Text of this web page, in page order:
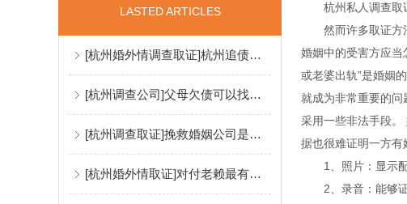
LASTED ARTICLES
[杭州婚外情调查取证]杭州追债公司怎么向合作伙伴要尾款？
[杭州调查公司]父母欠债可以找子女要钱吗？
[杭州调查取证]挽救婚姻公司是怎么修复夫妻感情的?
[杭州婚外情取证]对付老赖最有效的方法
杭州私人调查取
然而许多取证方法
婚姻中的受害方应当
或老婆出轨”是婚姻
就成为非常重要的问
采用一些非法手段
据也很难证明一方有
1、照片：显示配
2、录音：能够证